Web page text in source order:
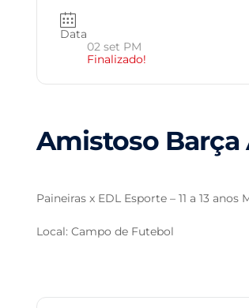
Data
02 set PM
Finalizado!
Amistoso
Paineiras x EDL Esporte – 11 a 13 anos
Local: Campo de Futebol